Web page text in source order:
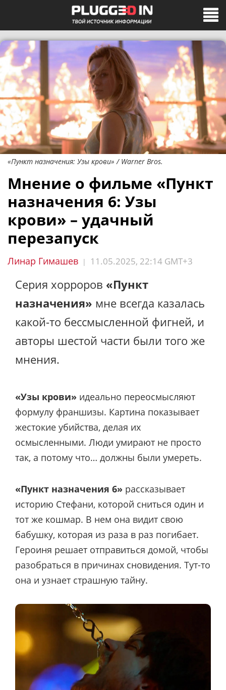
«Пункт назначения: Узы крови» / Warner Bros.
Мнение о фильме «Пункт
назначения 6: Узы
крови» – удачный
перезапуск
Линар Гимашев | 11.05.2025, 22:14 GMT+3
Серия хорроров «Пункт
назначения» мне всегда казалась
какой-то бессмысленной фигней, и
авторы шестой части были того же
мнения.
«Узы крови» идеально переосмысляют
формулу франшизы. Картина показывает
жестокие убийства, делая их
осмысленными. Люди умирают не просто
так, а потому что… должны были умереть.
«Пункт назначения 6» рассказывает
историю Стефани, которой сниться один и
тот же кошмар. В нем она видит свою
бабушку, которая из раза в раз погибает.
Героиня решает отправиться домой, чтобы
разобраться в причинах сновидения. Тут-то
она и узнает страшную тайну.